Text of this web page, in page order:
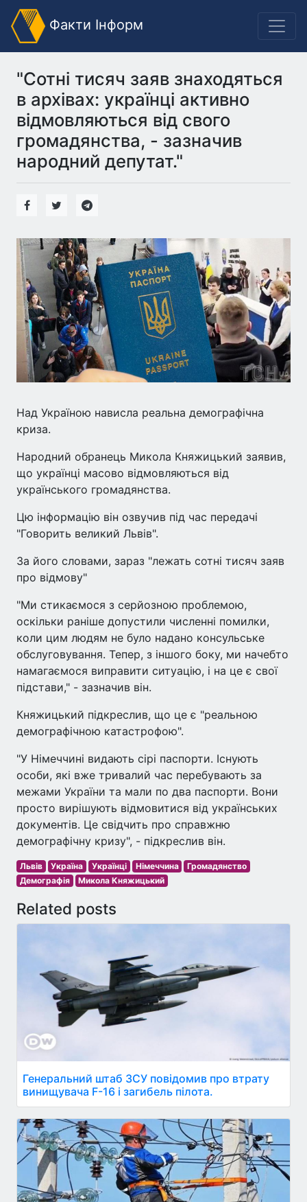
Факти Інформ
"Сотні тисяч заяв знаходяться
в архівах: українці активно
відмовляються від свого
громадянства, - зазначив
народний депутат."
Над Україною нависла реальна демографічна
криза.
Народний обранець Микола Княжицький заявив,
що українці масово відмовляються від
українського громадянства.
Цю інформацію він озвучив під час передачі
"Говорить великий Львів".
За його словами, зараз "лежать сотні тисяч заяв
про відмову"
"Ми стикаємося з серйозною проблемою,
оскільки раніше допустили численні помилки,
коли цим людям не було надано консульське
обслуговування. Тепер, з іншого боку, ми начебто
намагаємося виправити ситуацію, і на це є свої
підстави," - зазначив він.
Княжицький підкреслив, що це є "реальною
демографічною катастрофою".
"У Німеччині видають сірі паспорти. Існують
особи, які вже тривалий час перебувають за
межами України та мали по два паспорти. Вони
просто вирішують відмовитися від українських
документів. Це свідчить про справжню
демографічну кризу", - підкреслив він.
Львів Україна Українці Німеччина
Громадянство
Демографія
Микола Княжицький
Related posts
Генеральний штаб ЗСУ повідомив про втрату
винищувача F-16 і загибель пілота.